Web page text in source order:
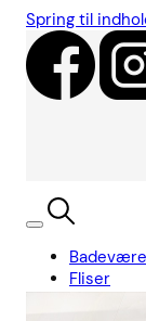
Spring til
Fliser